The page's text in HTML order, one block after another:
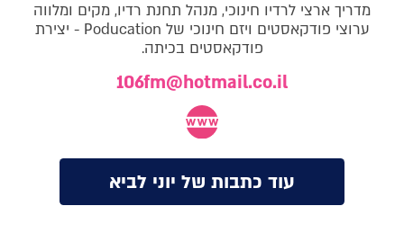
מדריך ארצי לרדיו חינוכי, מנהל תחנת רדיו, מקים ומלווה
ערוצי פודקאסטים ויזם חינוכי של Poducation - יצירת
פודקאסטים בכיתה.
106fm@hotmail.co.il
עוד כתבות של יוני לביא